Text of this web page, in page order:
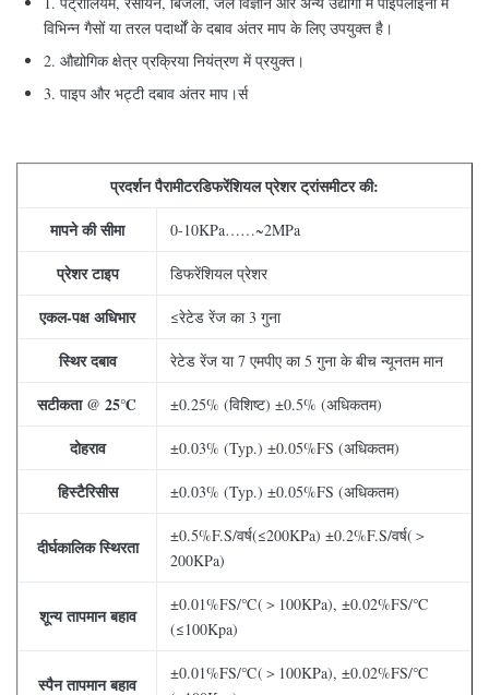
विभिन्न गैसों या तरल पदार्थों के दबाव अंतर माप के लिए उपयुक्त है।
2. औद्योगिक क्षेत्र प्रक्रिया नियंत्रण में प्रयुक्त।
3. पाइप और भट्टी दबाव अंतर माप।​र्स
प्रदर्शन पैरामीटरडिफरेंशियल प्रेशर ट्रांसमीटर की:
मापने की सीमा
0-10KPa……~2MPa
प्रेशर टाइप डिफरेंशियल प्रेशर
एकल-पक्ष अधिभार ≤रेटेड रेंज का 3 गुना
स्थिर दबाव रेटेड रेंज या 7 एमपीए का 5 गुना के बीच न्यूनतम मान
सटीकता @ 25℃ ±0.25% (विशिष्ट) ±0.5% (अधिकतम)
दोहराव ±0.03% (Typ.) ±0.05%FS (अधिकतम)
हिस्टैरिसीस ±0.03% (Typ.) ±0.05%FS (अधिकतम)
दीर्घकालिक स्थिरता
±0.5%F.S/वर्ष(≤200KPa) ±0.2%F.S/वर्ष(＞
200KPa)
शून्य तापमान बहाव
±0.01%FS/℃(＞100KPa), ±0.02%FS/℃
(≤100Kpa)
स्पैन तापमान बहाव
±0.01%FS/℃(＞100KPa), ±0.02%FS/℃